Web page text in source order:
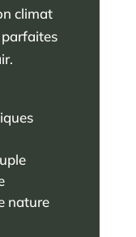
climat
nature